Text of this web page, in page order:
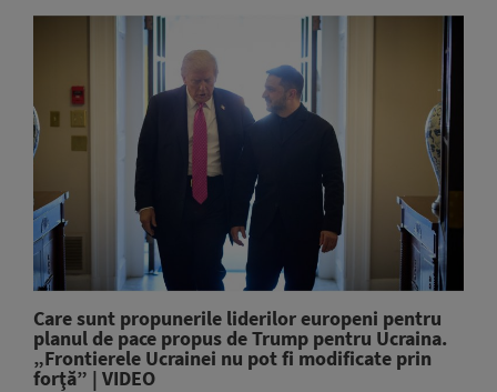
Care sunt propunerile liderilor europeni pentru
planul de pace propus de Trump pentru Ucraina.
„Frontierele Ucrainei nu pot fi modificate prin
forţă” | VIDEO